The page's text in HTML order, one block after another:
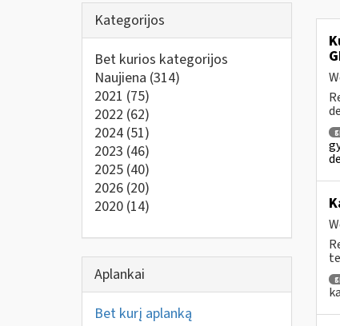
Kategorijos
Bet kurios kategorijos
Naujiena (314)
2021 (75)
2022 (62)
2024 (51)
2023 (46)
2025 (40)
2026 (20)
2020 (14)
Aplankai
Bet kurį aplanką